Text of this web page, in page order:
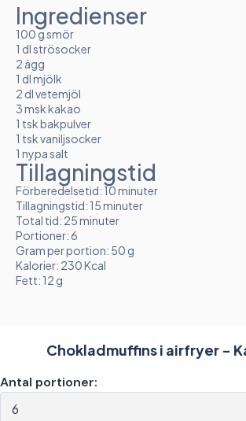
Ingredienser
100 g smör
1 dl strösocker
2 ägg
1 dl mjölk
2 dl vetemjöl
3 msk kakao
1 tsk bakpulver
1 tsk vaniljsocker
1 nypa salt
Tillagningstid
Förberedelsetid: 10 minuter
Tillagningstid: 15 minuter
Total tid: 25 minuter
Portioner: 6
Gram per portion: 50 g
Kalorier: 230 Kcal
Fett: 12 g
Chokladmuffins i airfryer -
Antal portioner: